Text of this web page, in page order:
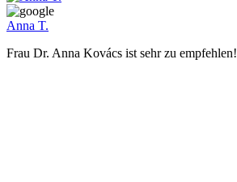
Anna T.
Frau Dr. Anna Kovács ist sehr zu empfehlen!